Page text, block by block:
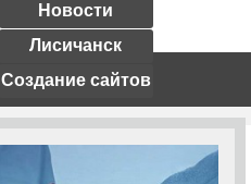
Новости
Лисичанск
Создание сайтов